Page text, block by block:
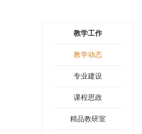
教学工作
教学动态
专业建设
课程思政
精品教研室